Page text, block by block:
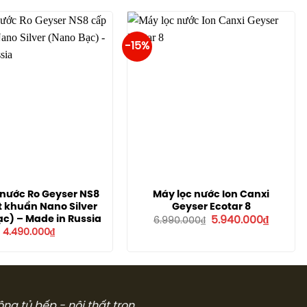
2.800.000₫.
Ro Geyser NS8
khuẩn Nano Silver
– Made in Russia
4.490.000₫
-15%
Máy lọc nước Ion Canxi
Geyser Ecotar 8
6.990.000₫ Giá
5.940.000₫Giá
hiện